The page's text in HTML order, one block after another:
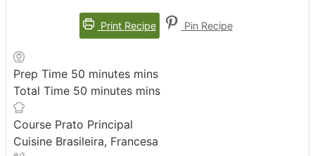
Print Recipe Pin Recipe
Prep Time 50 minutes mins
Total Time 50 minutes mins
Course Prato Principal
Cuisine Brasileira, Francesa